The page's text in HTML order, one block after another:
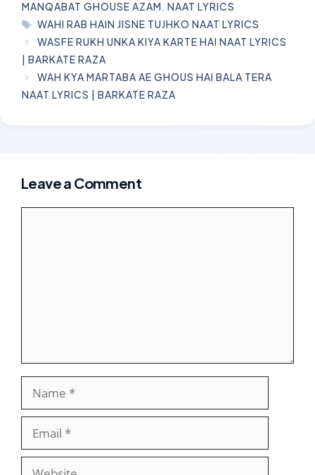
MANQABAT GHOUSE AZAM , NAAT LYRICS
TAGS
WAHI RAB HAIN JISNE TUJHKO NAAT LYRICS
WASFE RUKH UNKA KIYA KARTE HAI NAAT LYRICS
| BARKATE RAZA
WAH KYA MARTABA AE GHOUS HAI BALA TERA
NAAT LYRICS | BARKATE RAZA
Leave a Comment
Name
Email
Website